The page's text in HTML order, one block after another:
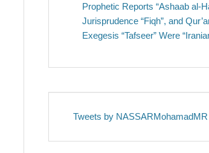
Prophetic Reports “Ashaab al-
Jurisprudence “Fiqh”, and
Exegesis “Tafseer” Were
Tweets by NASSARMohamadMR